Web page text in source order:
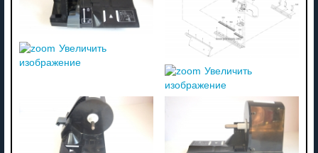
Увеличить
изображение
Увеличить
изображение